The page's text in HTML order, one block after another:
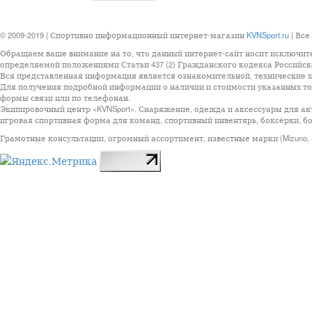
© 2009-2019 | Спортивно информационный интернет-магазин KVNSport.ru |
Обращаем ваше внимание на то, что данный интернет-сайт носит
определяемой положениями Статьи 437 (2) Гражданского кодекса
Вся представленная информация является ознакомительной, технические
Для получения подробной информации о наличии и стоимости указанных
формы связи или по телефонан.
Экипировочный центр «KVNSport». Снаряжение, одежда и аксессуары для
игровая спортивная форма для команд, спортивный инвентярь, боксёрки,
Грамотные консультации, огромный ассортимент, известные марки (Mizuno,